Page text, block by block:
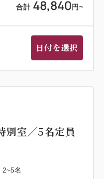
合計 48,840 円~
日付を選択
室／5名定員
2~5名